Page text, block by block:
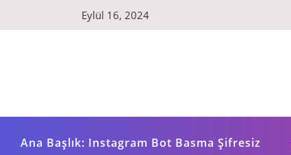
Eylül 16, 2024
Ana Başlık: Instagram Bot Basma Şifresiz